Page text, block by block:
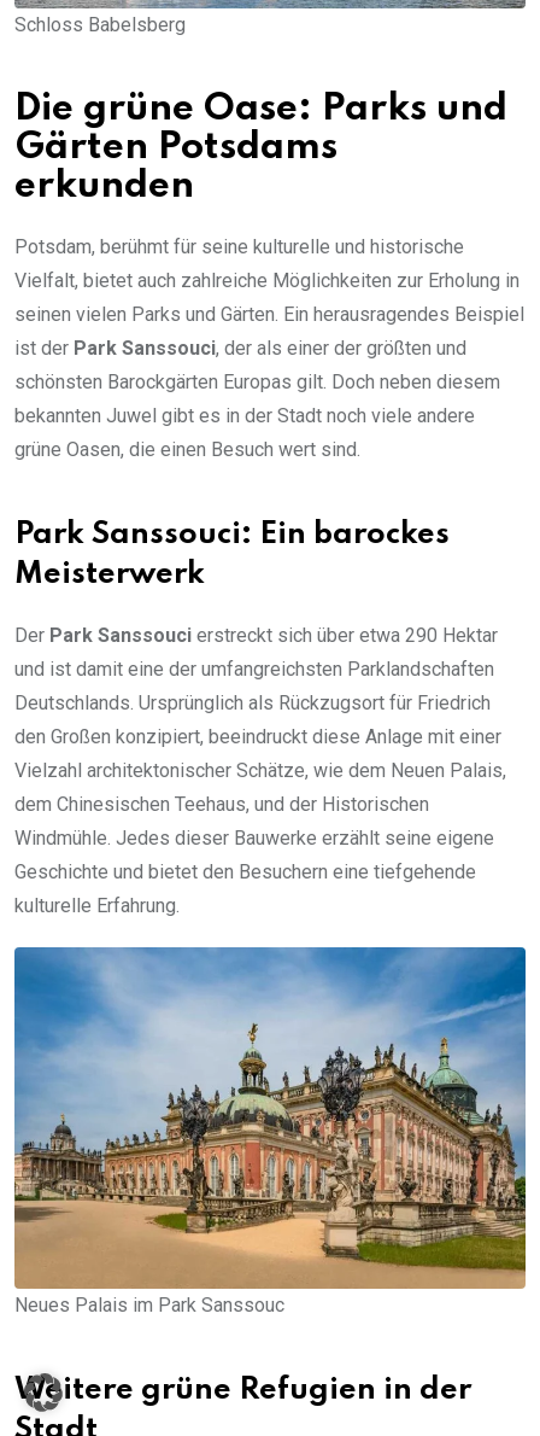
Schloss Babelsberg
Die grüne Oase: Parks und
Gärten Potsdams
erkunden
Potsdam, berühmt für seine kulturelle und historische
Vielfalt, bietet auch zahlreiche Möglichkeiten zur Erholung in
seinen vielen Parks und Gärten. Ein herausragendes Beispiel
ist der Park Sanssouci, der als einer der größten und
schönsten Barockgärten Europas gilt. Doch neben diesem
bekannten Juwel gibt es in der Stadt noch viele andere
grüne Oasen, die einen Besuch wert sind.
Park Sanssouci: Ein barockes
Meisterwerk
Der Park Sanssouci erstreckt sich über etwa 290 Hektar
und ist damit eine der umfangreichsten Parklandschaften
Deutschlands. Ursprünglich als Rückzugsort für Friedrich
den Großen konzipiert, beeindruckt diese Anlage mit einer
Vielzahl architektonischer Schätze, wie dem Neuen Palais,
dem Chinesischen Teehaus, und der Historischen
Windmühle. Jedes dieser Bauwerke erzählt seine eigene
Geschichte und bietet den Besuchern eine tiefgehende
kulturelle Erfahrung.
Neues Palais im Park Sanssouc
Weitere grüne Refugien in der